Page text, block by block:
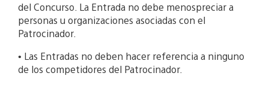
del Concurso. La Entrada no debe menospreciar a
personas u organizaciones asociadas con el
Patrocinador.
• Las Entradas no deben hacer referencia a ninguno
de los competidores del Patrocinador.